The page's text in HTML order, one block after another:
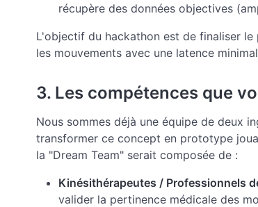
récupère des données objectives
L'objectif du hackathon est de finaliser
les mouvements avec une latence
3. Les compétences que
Nous sommes déjà une équipe de deux
transformer ce concept en prototype
la "Dream Team" serait composée de :
Kinésithérapeutes / Professionnels
valider la pertinence médicale des